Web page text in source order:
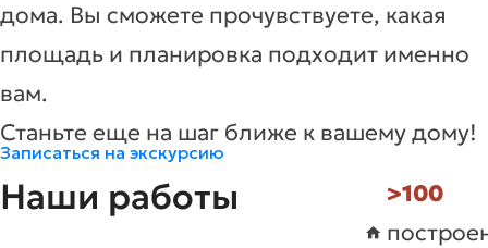
дома. Вы сможете прочувствуете, какая
площадь и планировка подходит именно
вам.
Станьте еще на шаг ближе к вашему дому!
Записаться на экскурсию
Наши работы
>100